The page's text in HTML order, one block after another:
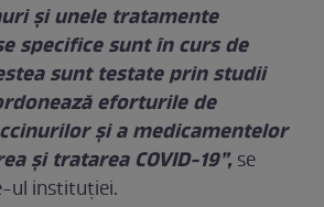
şi unele tratamente
specifice sunt în curs de
sunt testate prin studii
eforturile de
şi a medicamentelor
şi tratarea COVID-19”, se
ul instituției.